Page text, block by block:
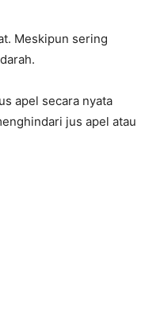
Meskipun sering
apel secara nyata
jus apel atau